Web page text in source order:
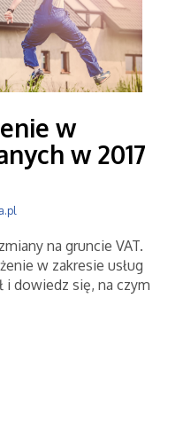
w
w 2017
na gruncie VAT.
w zakresie usług
i dowiedz się, na czym